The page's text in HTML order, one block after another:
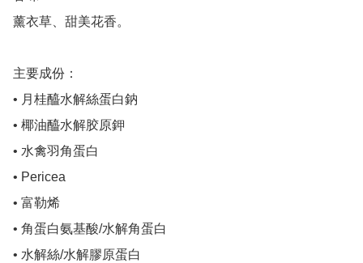
薰衣草、甜美花香。
主要成份：
• 月桂醯水解絲蛋白鈉
• 椰油醯水解胶原鉀
• 水禽羽角蛋白
• Pericea
• 富勒烯
• 角蛋白氨基酸/水解角蛋白
• 水解絲/水解膠原蛋白